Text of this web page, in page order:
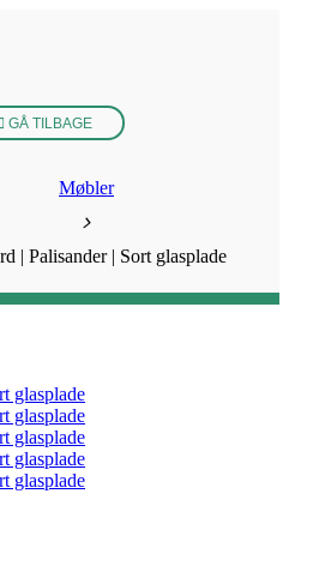
GÅ TILBAGE
Møbler
| Palisander | Sort glasplade